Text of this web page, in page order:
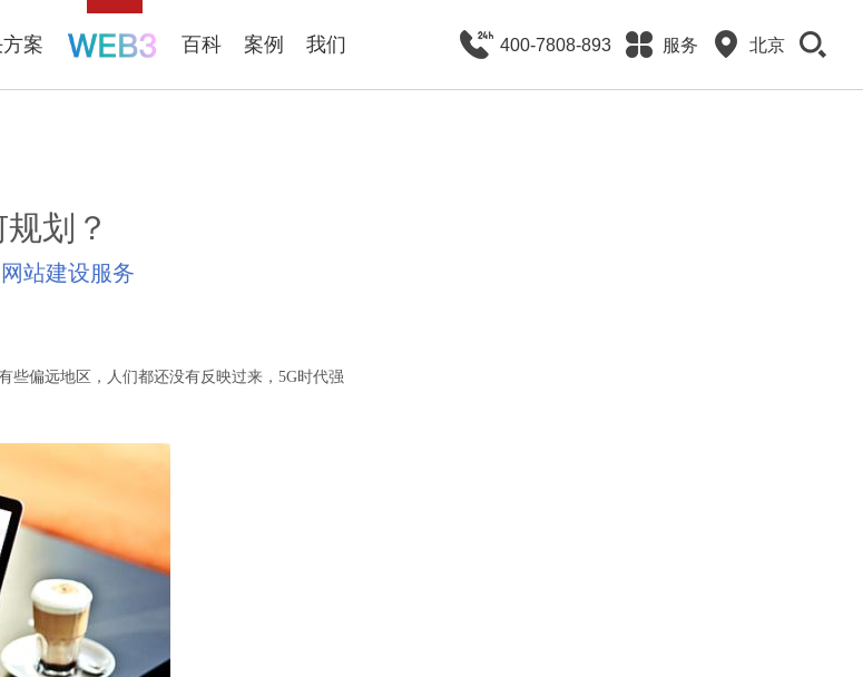
案 百科 案例 我们 400-7808-893 服务 北京
划？
网站建设服务
偏远地区，人们都还没有反映过来，5G时代强